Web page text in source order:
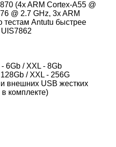
70 (4x ARM Cortex-A55 @
@ 2.7 GHz, 3x ARM
тестам Antutu быстрее
6Gb / XXL - 8Gb
/ XXL - 256G
внешних USB жестких
комплекте)